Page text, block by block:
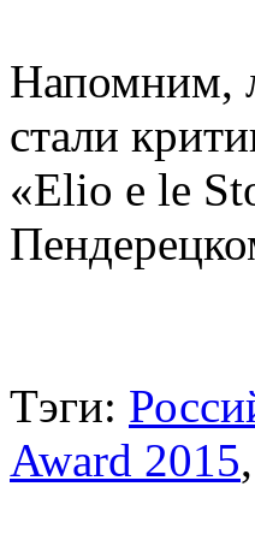
Напомним,
стали
«Elio e le
Тэги:
Award 2015,